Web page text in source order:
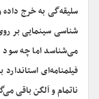
سلیقه‌گی به خرج داده
شناسی سینمایی بر
می‌شناسد اما چه
فیلمنامه‌ای
ناتمام و اَلکَن باقی